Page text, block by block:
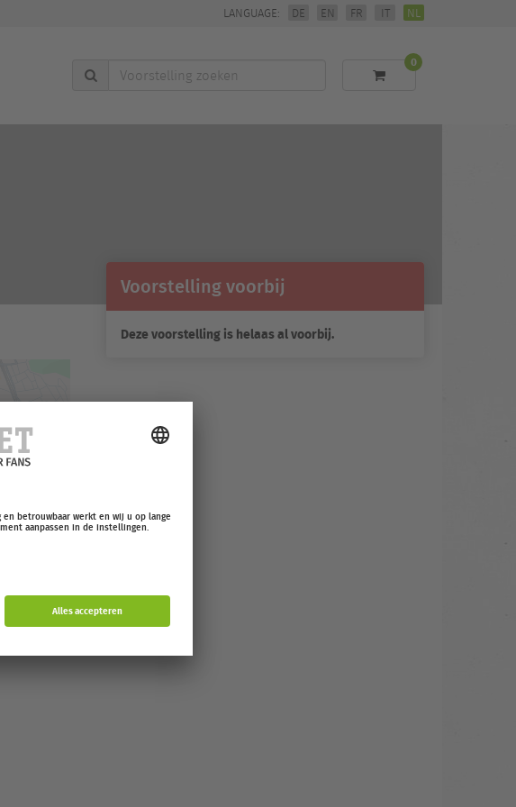
LANGUAGE: DE EN FR IT NL
Voorstelling
zoeken
0
Voorstelling voorbij
Deze voorstelling is helaas al voorbij.